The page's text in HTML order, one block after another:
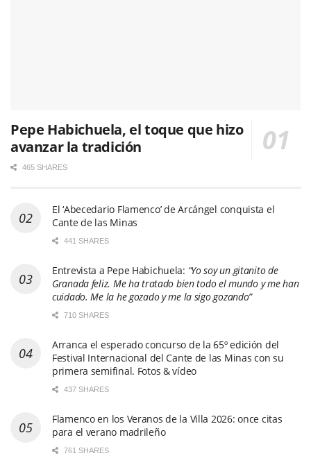
Pepe Habichuela, el toque que hizo
avanzar la tradición
465 SHARES
El ‘Abecedario Flamenco’ de Arcángel conquista el
Cante de las Minas
441 SHARES
Entrevista a Pepe Habichuela: “Yo soy un gitanito de
Granada feliz. Me ha tratado bien todo el mundo y me han
cuidado. Me la he gozado y me la sigo gozando”
710 SHARES
Arranca el esperado concurso de la 65º edición del
Festival Internacional del Cante de las Minas con su
primera semifinal. Fotos & vídeo
437 SHARES
Flamenco en los Veranos de la Villa 2026: once citas
para el verano madrileño
761 SHARES